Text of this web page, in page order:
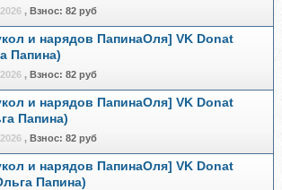
, Взнос: 82 руб
и нарядов ПапинаОля] VK Donat
Папина)
, Взнос: 82 руб
и нарядов ПапинаОля] VK Donat
Папина)
, Взнос: 82 руб
и нарядов ПапинаОля] VK Donat
Папина)